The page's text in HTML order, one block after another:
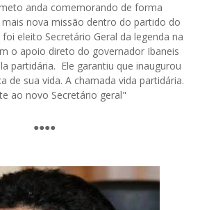
anda comemorando de forma
nova missão dentro do partido do
eleito Secretário Geral da legenda na
o apoio direto do governador Ibaneis
partidária. Ele garantiu que inaugurou
de sua vida. A chamada vida partidária.
ao novo Secretário geral"
●●●●